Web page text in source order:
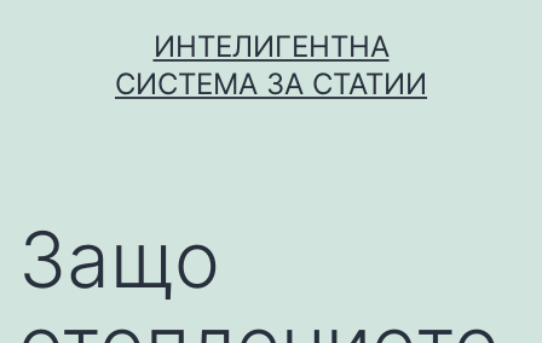
ИНТЕЛИГЕНТНА
СИСТЕМА ЗА СТАТИИ
Защо